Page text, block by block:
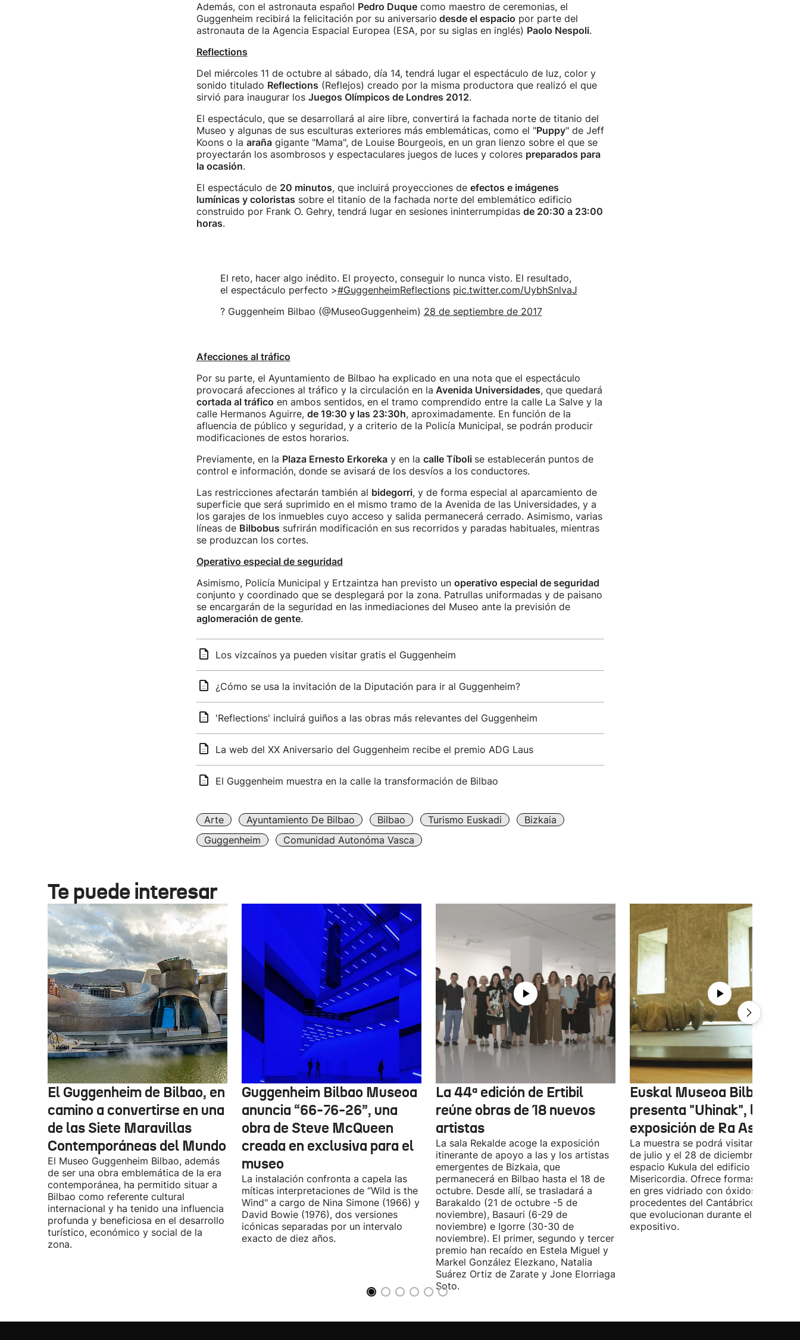
Además, con el astronauta español Pedro Duquecomo maestro de ceremonias, el
Guggenheim recibirá la felicitación por su aniversario desde el espacio por parte del
astronauta de la Agencia Espacial Europea (ESA, por su siglas en inglés) Paolo Nespoli.
Reflections
Del miércoles 11 de octubre al sábado, día 14, tendrá lugar el espectáculo de luz, color y
sonido titulado Reflections (Reflejos) creado por la misma productora que realizó el que
sirvió para inaugurar los Juegos Olímpicos de Londres 2012.
El espectáculo, que se desarrollará al aire libre, convertirá la fachada norte de titanio del
Museo y algunas de sus esculturas exteriores más emblemáticas, como el "Puppy" de Jeff
Koons o la arañagigante "Mama", de Louise Bourgeois, en un gran lienzo sobre el que se
proyectarán los asombrosos y espectaculares juegos de luces y colores preparados para
la ocasión.
El espectáculo de 20 minutos, que incluirá proyecciones de efectos e imágenes
lumínicas y coloristas sobre el titanio de la fachada norte del emblemático edificio
construido por Frank O. Gehry, tendrá lugar en sesiones ininterrumpidas de 20:30 a 23:00
horas.
El reto, hacer algo inédito. El proyecto, conseguir lo nunca visto. El resultado,
el espectáculo perfecto >#GuggenheimReflections pic.twitter.com/UybhSnlvaJ
? Guggenheim Bilbao (@MuseoGuggenheim) 28 de septiembre de 2017
Afecciones al tráfico
Por su parte, el Ayuntamiento de Bilbao ha explicado en una nota que el espectáculo
provocará afecciones al tráfico y la circulación en la Avenida Universidades, que quedará
cortada al tráfico en ambos sentidos, en el tramo comprendido entre la calle La Salve y la
calle Hermanos Aguirre, de 19:30 y las 23:30h, aproximadamente. En función de la
afluencia de público y seguridad, y a criterio de la Policía Municipal, se podrán producir
modificaciones de estos horarios.
Previamente, en la Plaza Ernesto Erkorekay en la calle Tíboli se establecerán puntos de
control e información, donde se avisará de los desvíos a los conductores.
Las restricciones afectarán también al bidegorri, y de forma especial al aparcamiento de
superficie que será suprimido en el mismo tramo de la Avenida de las Universidades, y a
los garajes de los inmuebles cuyo acceso y salida permanecerá cerrado. Asimismo, varias
líneas de Bilbobus sufrirán modificación en sus recorridos y paradas habituales, mientras
se produzcan los cortes.
Operativo especial de seguridad
Asimismo, Policía Municipal y Ertzaintza han previsto un operativo especial de seguridad
conjunto y coordinado que se desplegará por la zona. Patrullas uniformadas y de paisano
se encargarán de la seguridad en las inmediaciones del Museo ante la previsión de
aglomeración de gente.
Los vizcaínos ya pueden visitar gratis el Guggenheim
¿Cómo se usa la invitación de la Diputación para ir al Guggenheim?
'Reflections' incluirá guiños a las obras más relevantes del Guggenheim
La web del XX Aniversario del Guggenheim recibe el premio ADG Laus
El Guggenheim muestra en la calle la transformación de Bilbao
Arte Ayuntamiento De Bilbao Bilbao Turismo Euskadi
Bizkaia
Guggenheim
Comunidad Autonóma Vasca
Te puede interesar
El Guggenheim de Bilbao, en
camino a convertirse en una
de las Siete Maravillas
Contemporáneas del Mundo
El Museo Guggenheim Bilbao, además
de ser una obra emblemática de la era
contemporánea, ha permitido situar a
Bilbao como referente cultural
internacional y ha tenido una influencia
profunda y beneficiosa en el desarrollo
turístico, económico y social de la
zona.
Guggenheim Bilbao Museoa
anuncia “66-76-26”, una
obra de Steve McQueen
creada en exclusiva para el
museo
La instalación confronta a capela las
míticas interpretaciones de “Wild is the
Wind" a cargo de Nina Simone (1966) y
David Bowie (1976), dos versiones
icónicas separadas por un intervalo
exacto de diez años.
La 44ª edición de Ertibil
reúne obras de 18 nuevos
artistas
La sala Rekalde acoge la exposición
itinerante de apoyo a las y los artistas
emergentes de Bizkaia, que
permanecerá en Bilbao hasta el 18 de
octubre. Desde allí, se trasladará a
Barakaldo (21 de octubre -5 de
noviembre), Basauri (6-29 de
noviembre) e Igorre (30-30 de
noviembre). El primer, segundo y tercer
premio han recaído en Estela Miguel y
Markel González Elezkano, Natalia
Suárez Ortiz de Zarate y Jone Elorriaga
Soto.
Euskal Museoa Bilbao
presenta "Uhinak", la
exposición de Ra Asensi
La muestra se podrá visitar entre el 8
de julio y el 28 de diciembre en el
espacio Kukula del edificio
Misericordia. Ofrece formas
en gres vidriado con óxidos y algas
procedentes del Cantábrico,
que evolucionan durante el periodo
expositivo.